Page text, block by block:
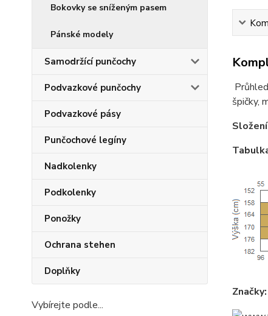
Bokovky se sníženým pasem
Pánské modely
Samodržící punčochy
Podvazkové punčochy
Podvazkové pásy
Punčochové legíny
Nadkolenky
Podkolenky
Ponožky
Ochrana stehen
Doplňky
Vybírejte podle...
špičky,
Značky: